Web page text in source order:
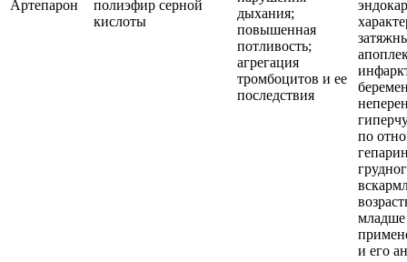
Артепарон
полиэфир серной
кислоты
дыхания;
повышенная
потливость;
агрегация
тромбоцитов и ее
последствия
по
младше
и его